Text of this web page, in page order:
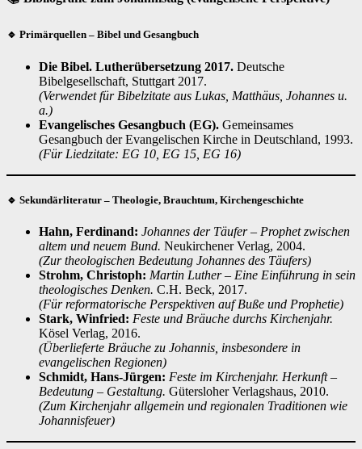
🔹 Primärquellen – Bibel und Gesangbuch
Die Bibel. Lutherübersetzung 2017. Deutsche
Bibelgesellschaft, Stuttgart 2017.
(Verwendet für Bibelzitate aus Lukas, Matthäus, Johannes u.
a.)
Evangelisches Gesangbuch (EG). Gemeinsames
Gesangbuch der Evangelischen Kirche in Deutschland, 1993.
(Für Liedzitate: EG 10, EG 15, EG 16)
🔹 Sekundärliteratur – Theologie, Brauchtum, Kirchengeschichte
Hahn, Ferdinand: Johannes der Täufer – Prophet zwischen
altem und neuem Bund. Neukirchener Verlag, 2004.
(Zur theologischen Bedeutung Johannes des Täufers)
Strohm, Christoph: Martin Luther – Eine Einführung in sein
theologisches Denken. C.H. Beck, 2017.
(Für reformatorische Perspektiven auf Buße und Prophetie)
Stark, Winfried: Feste und Bräuche durchs Kirchenjahr.
Kösel Verlag, 2016.
(Überlieferte Bräuche zu Johannis, insbesondere in
evangelischen Regionen)
Schmidt, Hans-Jürgen: Feste im Kirchenjahr. Herkunft –
Bedeutung – Gestaltung. Gütersloher Verlagshaus, 2010.
(Zum Kirchenjahr allgemein und regionalen Traditionen wie
Johannisfeuer)